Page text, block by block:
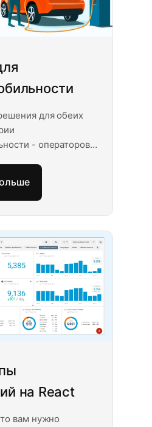
для обеих
- операторов
стандартов,
и
в отрасли и
на React
вам нужно